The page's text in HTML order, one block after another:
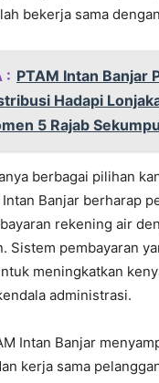
bekerja sama
: PTAM Intan Banjar
Hadapi
5 Rajab
berbagai pilihan
Banjar berharap
rekening air
Sistem pembayaran
meningkatkan
administrasi.
Intan Banjar
kerja sama